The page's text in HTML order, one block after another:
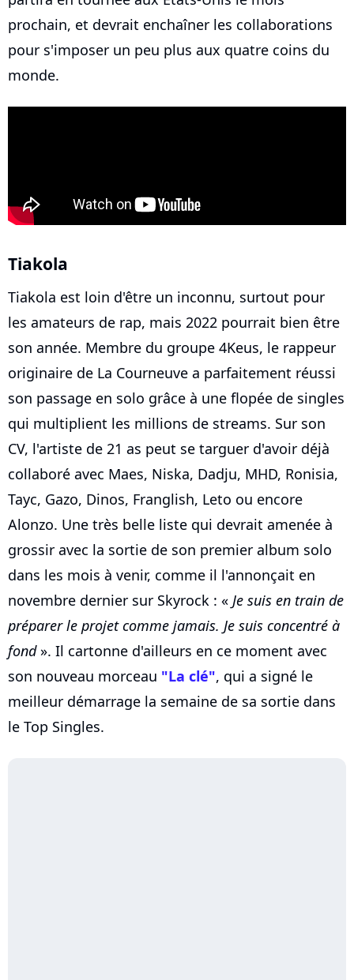
prochain, et devrait enchaîner les collaborations
pour s'imposer un peu plus aux quatre coins du
monde.
Tiakola
Tiakola est loin d'être un inconnu, surtout pour
les amateurs de rap, mais 2022 pourrait bien être
son année. Membre du groupe 4Keus, le rappeur
originaire de La Courneuve a parfaitement réussi
son passage en solo grâce à une flopée de singles
qui multiplient les millions de streams. Sur son
CV, l'artiste de 21 as peut se targuer d'avoir déjà
collaboré avec Maes, Niska, Dadju, MHD, Ronisia,
Tayc, Gazo, Dinos, Franglish, Leto ou encore
Alonzo. Une très belle liste qui devrait amenée à
grossir avec la sortie de son premier album solo
dans les mois à venir, comme il l'annonçait en
novembre dernier sur Skyrock : « Je suis en train de
préparer le projet comme jamais. Je suis concentré à
fond». Il cartonne d'ailleurs en ce moment avec
son nouveau morceau "La clé", qui a signé le
meilleur démarrage la semaine de sa sortie dans
le Top Singles.